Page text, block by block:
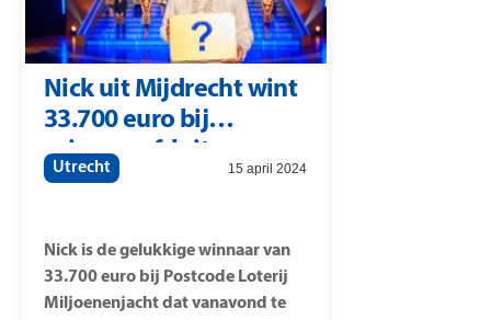
Nick uit Mijdrecht wint
33.700 euro bij
seizoensafsluiter
Miljoenenjacht
Utrecht 15 april 2024
Nick is de gelukkige winnaar van
33.700 euro bij Postcode Loterij
Miljoenenjacht dat vanavond te